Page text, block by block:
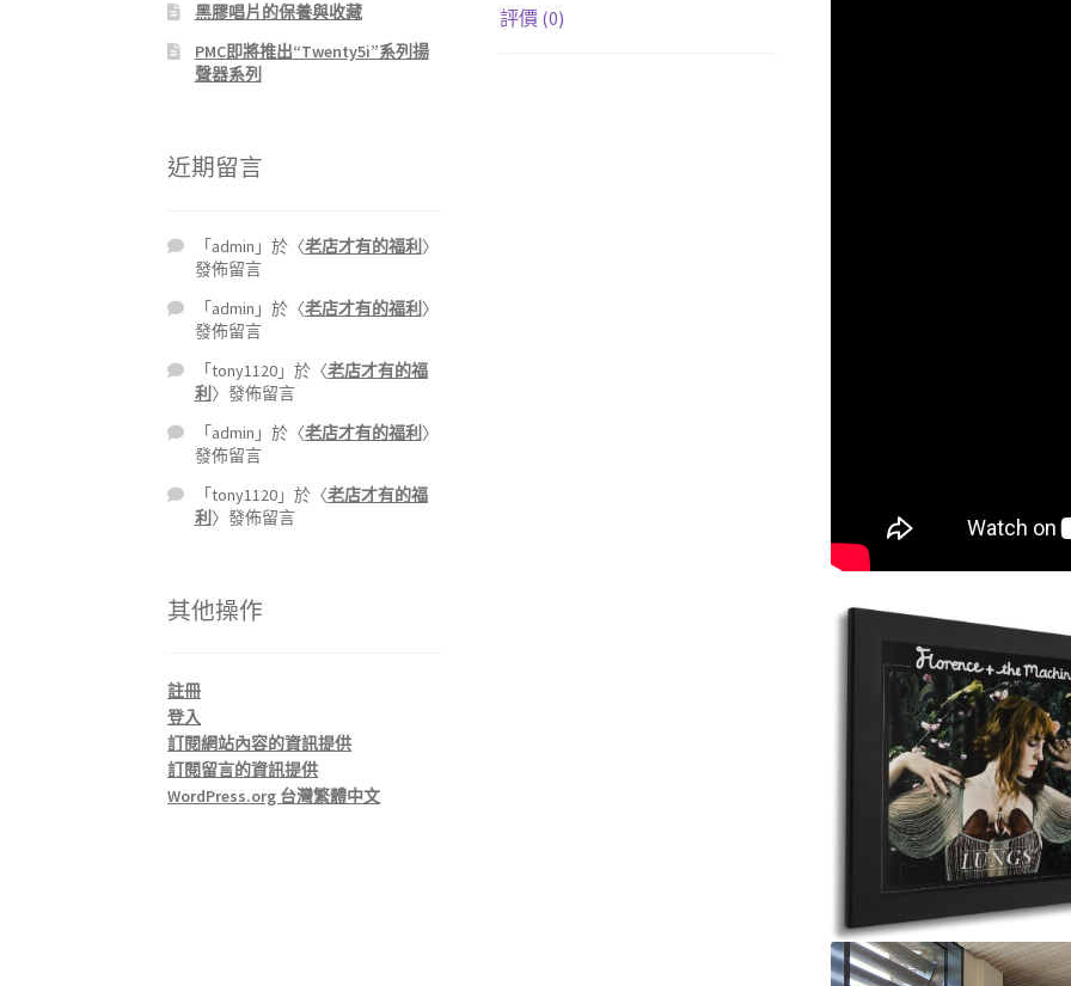
評價 (0)
黑膠唱片的保養與收藏
PMC即將推出“Twenty5i”系列揚
聲器系列
近期留言
「admin 」於〈老店才有的福利 〉
發佈留言
「admin 」於〈老店才有的福利 〉
發佈留言
「tony1120」於〈老店才有的福
利 〉發佈留言
「admin 」於〈老店才有的福利 〉
發佈留言
「tony1120」於〈老店才有的福
利 〉發佈留言
其他操作
註冊
登入
訂閱網站內容的資訊提供
訂閱留言的資訊提供
WordPress.org 台灣繁體中文